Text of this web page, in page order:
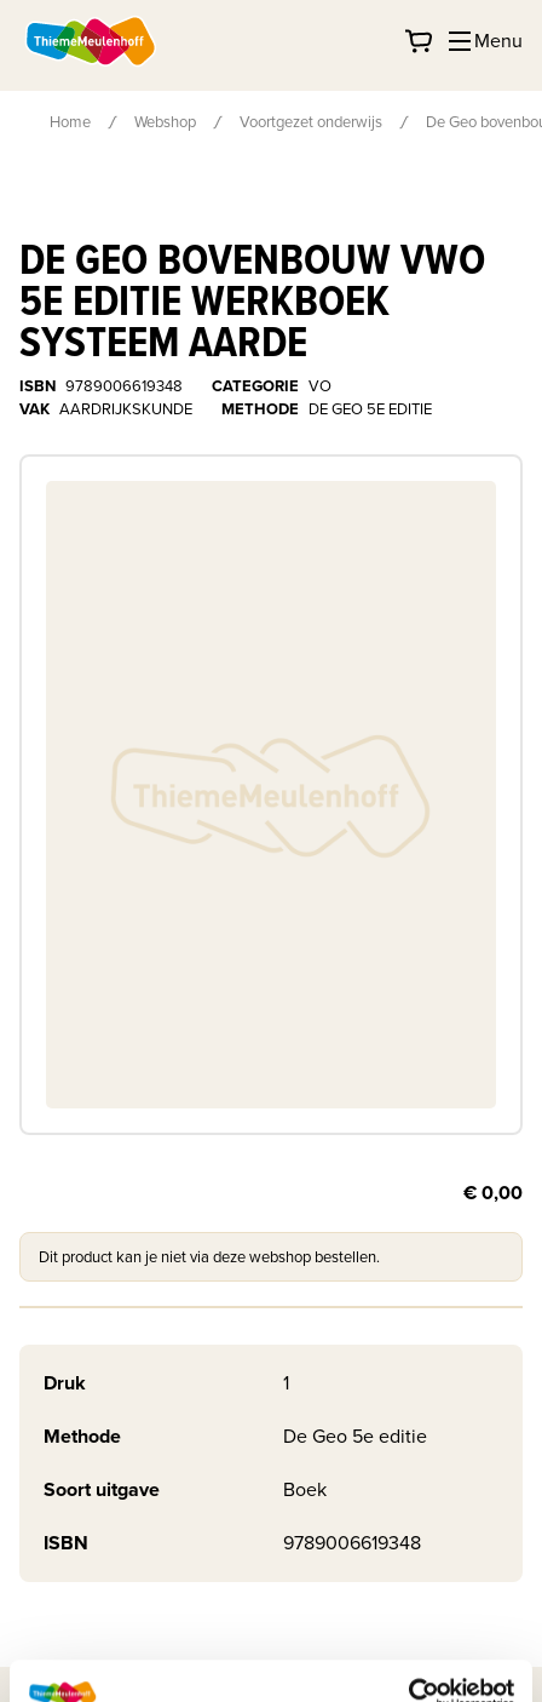
Menu
Home Webshop Voortgezet onderwijs De Geo
DE GEO BOVENBOUW VWO
5E EDITIE WERKBOEK
SYSTEEM AARDE
ISBN 9789006619348 CATEGORIE VO
VAK AARDRIJKSKUNDE METHODE DE GEO 5E EDITIE
€ 0,00
Dit product kan je niet via deze webshop bestellen.
Druk
1
Methode
De Geo 5e editie
Soort uitgave
Boek
ISBN
9789006619348